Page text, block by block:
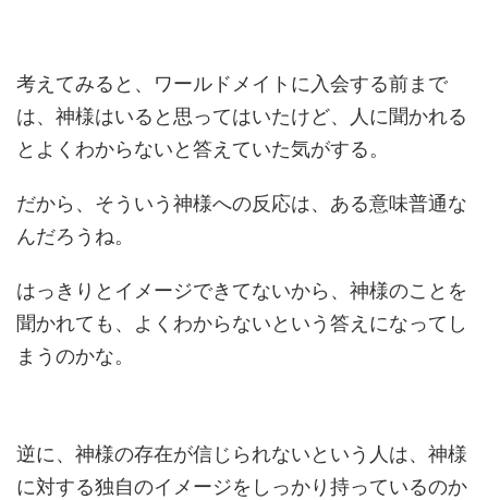
考えてみると、ワールドメイトに入会する前まで
は、神様はいると思ってはいたけど、人に聞かれる
とよくわからないと答えていた気がする。
だから、そういう神様への反応は、ある意味普通な
んだろうね。
はっきりとイメージできてないから、神様のことを
聞かれても、よくわからないという答えになってし
まうのかな。
逆に、神様の存在が信じられないという人は、神様
に対する独自のイメージをしっかり持っているのか